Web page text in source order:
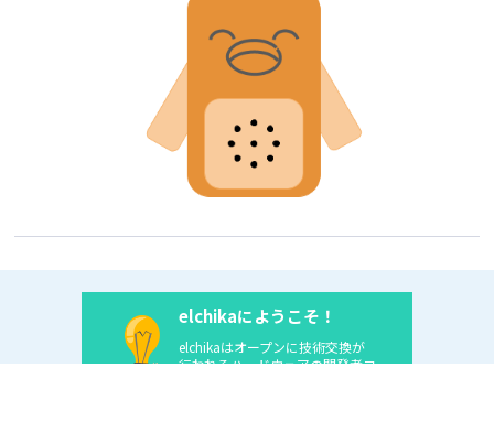
  display.println(" Meter ");
//---------------------------------------------
-----------------------------------------------
elchikaにようこそ！
elchikaはオープンに技術交換が
行われるハードウェアの開発者コ